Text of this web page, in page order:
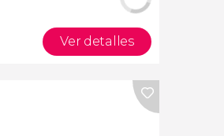
Ver detalles